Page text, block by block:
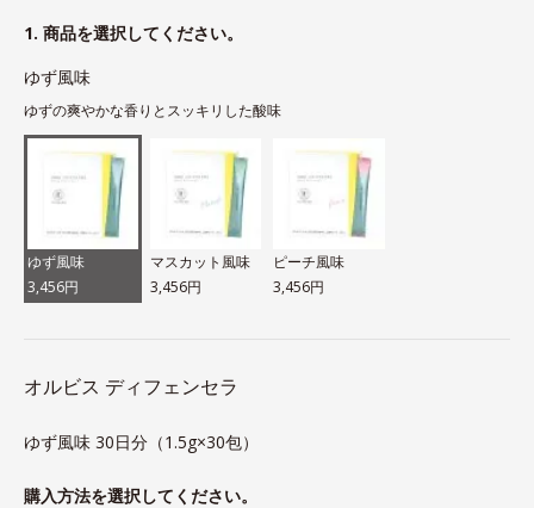
1. 商品を選択してください。
ゆず風味
ゆずの爽やかな香りとスッキリした酸味
ゆず風味
3,456円
マスカット風味
3,456円
ピーチ風味
3,456円
オルビス ディフェンセラ
ゆず風味 30日分（1.5g×30包）
購入方法を選択してください。